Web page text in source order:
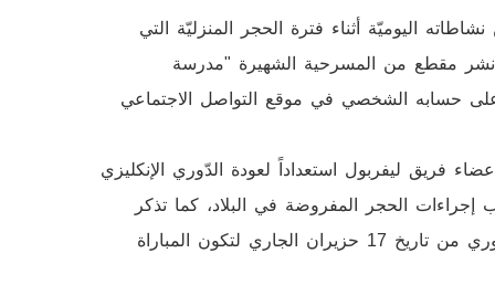
اليوميّة أثناء فترة الحجر المنزليّة التي
كانت من خلال نشر مقطع من المسرحية الشهيرة "مدرسة
على حسابه الشخصي في موقع التواصل الاجتماعي
فريق ليفربول استعداداً لعودة الدّوري الإنكليزي
الحجر المفروضة في البلاد، كما تذكر
المصادر بأنه قد تقرر موعد استئناف المباريات بين الأندية في الدّوري من تاريخ 17 حزيران الجاري لتكون المباراة